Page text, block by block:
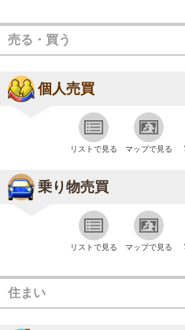
売る・買う
個人売買
リストで見る マップで見る
乗り物売買
リストで見る マップで見る
住まい